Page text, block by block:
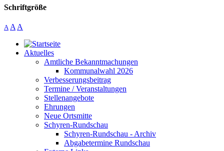
Schriftgröße
A A A
Aktuelles
Amtliche Bekanntmachungen
Kommunalwahl 2026
Verbesserungsbeitrag
Termine / Veranstaltungen
Stellenangebote
Ehrungen
Neue Ortsmitte
Schyren-Rundschau
Schyren-Rundschau - Archiv
Abgabetermine Rundschau